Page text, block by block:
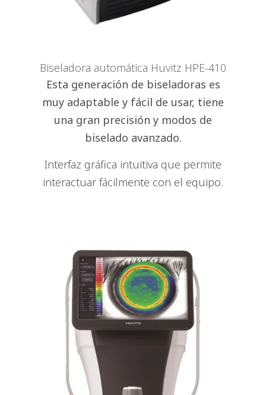
Biseladora automática Huvitz HPE-410
Esta generación de biseladoras es
muy adaptable y fácil de usar, tiene
una gran precisión y modos de
biselado avanzado.
Interfaz gráfica intuitiva que permite
interactuar fácilmente con el equipo.